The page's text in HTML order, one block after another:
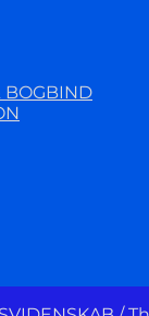
BOGBIND